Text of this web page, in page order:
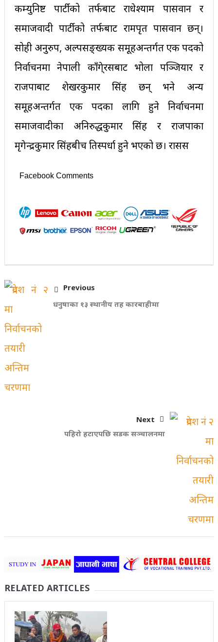
कम्युनिष्ट पार्टीको तर्फबाट राधेश्याम पासवान र
समाजवादी पार्टीको तर्फबाट रामपृत पासवान छन्।
सोही अनुरुप, अल्पसङ्ख्यक समूहअन्तर्गत एक पदको
निर्वाचनमा नेपाली काँगे्रसबाट भोला पञ्जियार र
राजपाबाट शेखरकुमार सिंह छन् भने अन्य
समूहअन्तर्गत एक पदका लागि हुने निर्वाचनमा
समाजवादीका अनिरुद्धकुमार सिंह र राजपाका
मृगेन्द्रकुमार सिंहबीच प्रतिस्पर्धा हुने भएको छ। रासस
Facebook Comments
Previous
धनुषाका १३ स्थानीय तह कारबाहीमा
Next
पहिरो हटाएपछि सडक सञ्चालनमा
RELATED ARTICLES